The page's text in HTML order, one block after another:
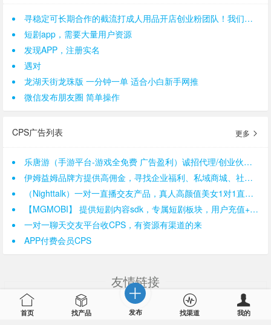
寻稳定可长期合作的截流打成人用品开店创业粉团队！我们是一手后端，需求量大。
短剧app，需要大量用户资源
发现APP，注册实名
遇对
龙湖天街龙珠版 一分钟一单 适合小白新手网推
微信发布朋友圈 简单操作
CPS广告列表 更多
乐唐游（手游平台-游戏全免费 广告盈利）诚招代理/创业伙伴 提供广告分成
伊姆益姆品牌方提供高佣金，寻找企业福利、私域商城、社群分销、达人直播带货
（Nighttalk）一对一直播交友产品，真人高颜值美女1对1直播app
【MGMOBI】 提供短剧内容sdk，专属短剧板块，用户充值+广告解锁变现，寻APP开发者合作
一对一聊天交友平台收CPS，有资源有渠道的来
APP付费会员CPS
友情链接
APP推广 app推广 比推 CPA广告联盟
cpa联盟
首页 找产品 发布 找渠道 我的